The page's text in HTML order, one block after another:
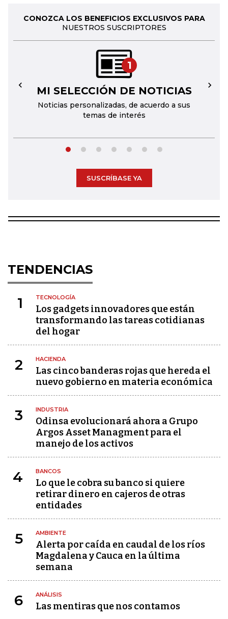
CONOZCA LOS BENEFICIOS EXCLUSIVOS PARA
NUESTROS SUSCRIPTORES
1
MI SELECCIÓN DE NOTICIAS
Noticias personalizadas, de acuerdo a sus
temas de interés
← →
SUSCRÍBASE YA
TENDENCIAS
1 TECNOLOGÍA
Los gadgets innovadores que están
transformando las tareas cotidianas
del hogar
2 HACIENDA
Las cinco banderas rojas que hereda el
nuevo gobierno en materia económica
3 INDUSTRIA
Odinsa evolucionará ahora a Grupo
Argos Asset Managment para el
manejo de los activos
4 BANCOS
Lo que le cobra su banco si quiere
retirar dinero en cajeros de otras
entidades
5 AMBIENTE
Alerta por caída en caudal de los ríos
Magdalena y Cauca en la última
semana
6 ANÁLISIS
Las mentiras que nos contamos